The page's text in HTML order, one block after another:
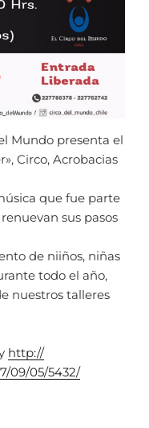
Mundo presenta el
Circo, Acrobacias
que fue parte
sus pasos
de niiños, niñas
todo el año,
nuestros talleres
http://
09/05/5432/